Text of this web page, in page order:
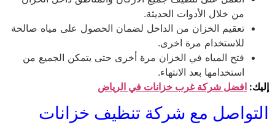
من خلال الأدوات الحديثة.
تعقيم الخزان من الداخل لضمان الحصول على مياه صالحة
للاستخدام مرة اخرى.
فتح المياه في الخزان مرة أخرى حتى يتمكن الجميع من
استخدامها بعد الانتهاء.
إليك: افضل شركةغرب خزانات في الرياض
التواصل مع شركة تنظيف خزانات